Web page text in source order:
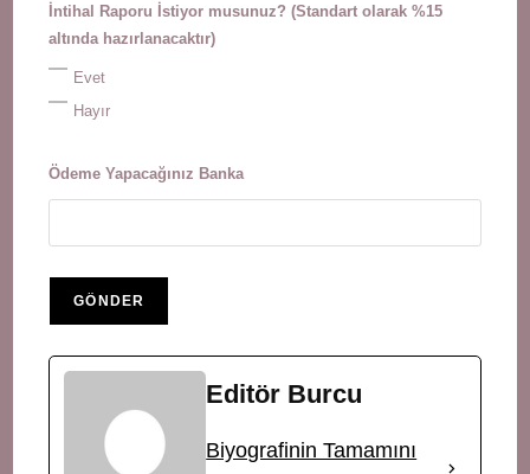
İntihal Raporu İstiyor musunuz? (Standart olarak %15
altında hazırlanacaktır)
Evet
Hayır
Ödeme Yapacağınız Banka
Editör Burcu
Biyografinin Tamamını